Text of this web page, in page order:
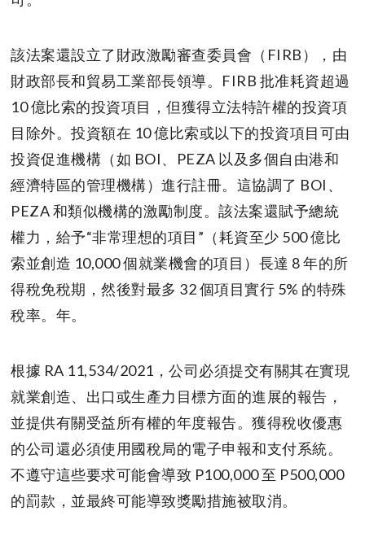
該法案還設立了財政激勵審查委員會（FIRB），由
財政部長和貿易工業部長領導。FIRB 批准耗資超過
10 億比索的投資項目，但獲得立法特許權的投資項
目除外。投資額在 10 億比索或以下的投資項目可由
投資促進機構（如 BOI、PEZA 以及多個自由港和
經濟特區的管理機構）進行註冊。這協調了 BOI、
PEZA 和類似機構的激勵制度。該法案還賦予總統
權力，給予“非常理想的項目”（耗資至少 500 億比
索並創造 10,000 個就業機會的項目）長達 8 年的所
得稅免稅期，然後對最多 32 個項目實行 5% 的特殊
稅率。年。
根據 RA 11,534/2021，公司必須提交有關其在實現
就業創造、出口或生產力目標方面的進展的報告，
並提供有關受益所有權的年度報告。獲得稅收優惠
的公司還必須使用國稅局的電子申報和支付系統。
不遵守這些要求可能會導致 P100,000 至 P500,000
的罰款，並最終可能導致獎勵措施被取消。